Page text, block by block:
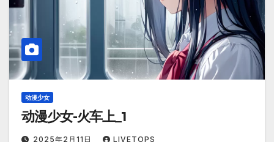
动漫少女
动漫少女-火车上_1
2025年2月11日 LIVETOPS